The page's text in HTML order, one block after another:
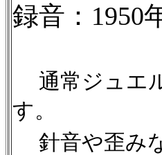
録音：
通常ジュエ
す。
針音や歪み